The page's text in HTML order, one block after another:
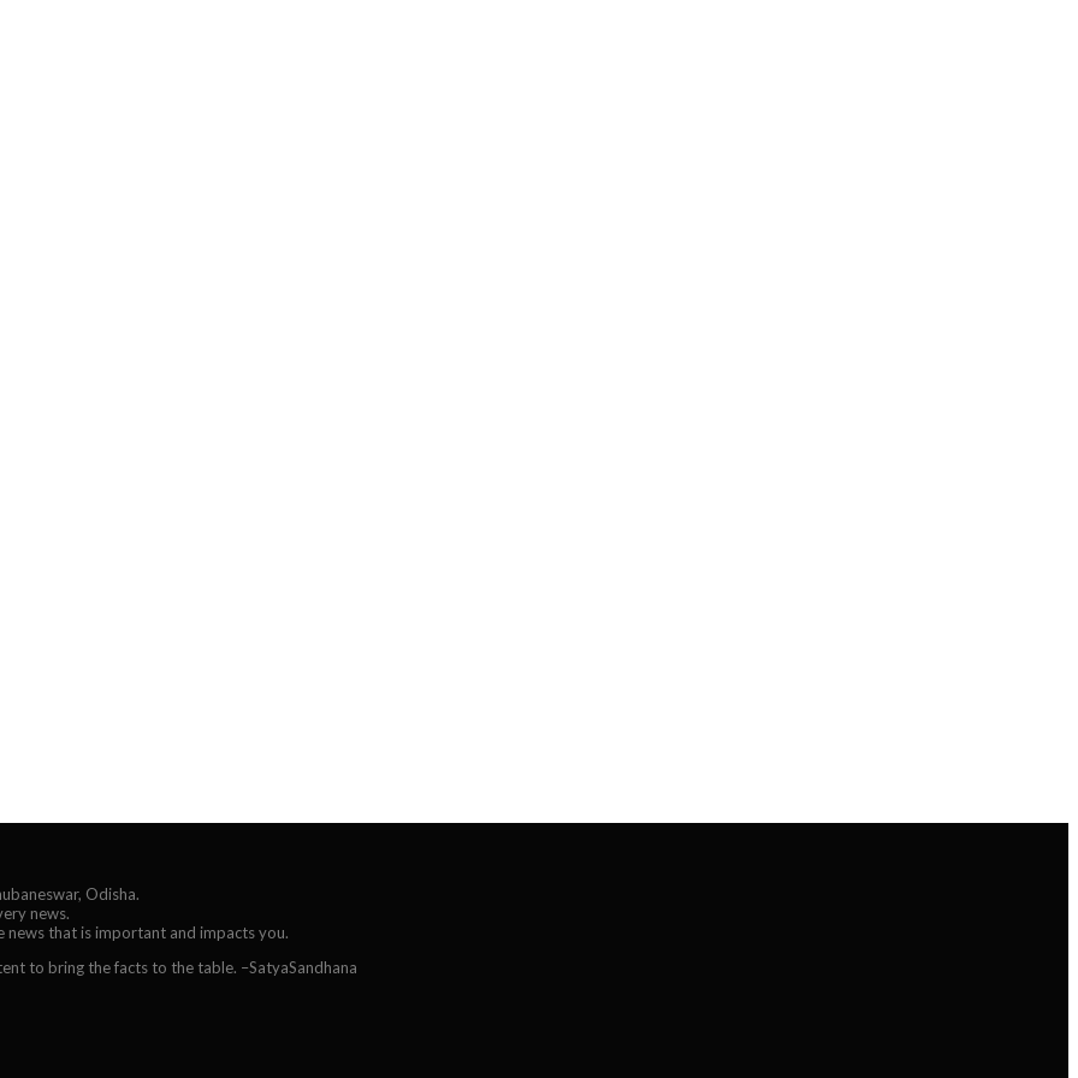
Odisha.
news.
that is important and impacts you.
to bring the facts to the table. –SatyaSandhana